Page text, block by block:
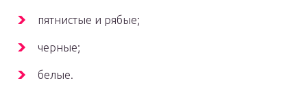
пятнистые и рябые;
черные;
белые.